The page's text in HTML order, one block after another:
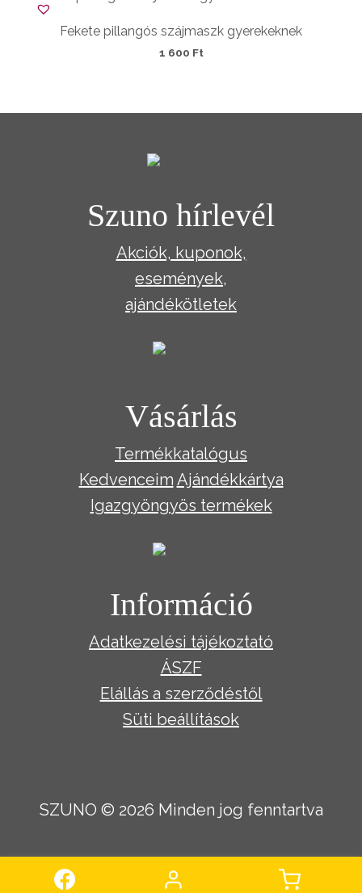
Fekete pillangós szájmaszk gyerekeknek
1 600 Ft
Szuno hírlevél
Akciók, kuponok,
események,
ajándékötletek
Vásárlás
Termékkatalógus
Kedvenceim Ajándékkártya
Igazgyöngyös termékek
Információ
Adatkezelési tájékoztató
ÁSZF
Elállás a szerződéstől
Süti beállítások
SZUNO © 2026 Minden jog fenntartva